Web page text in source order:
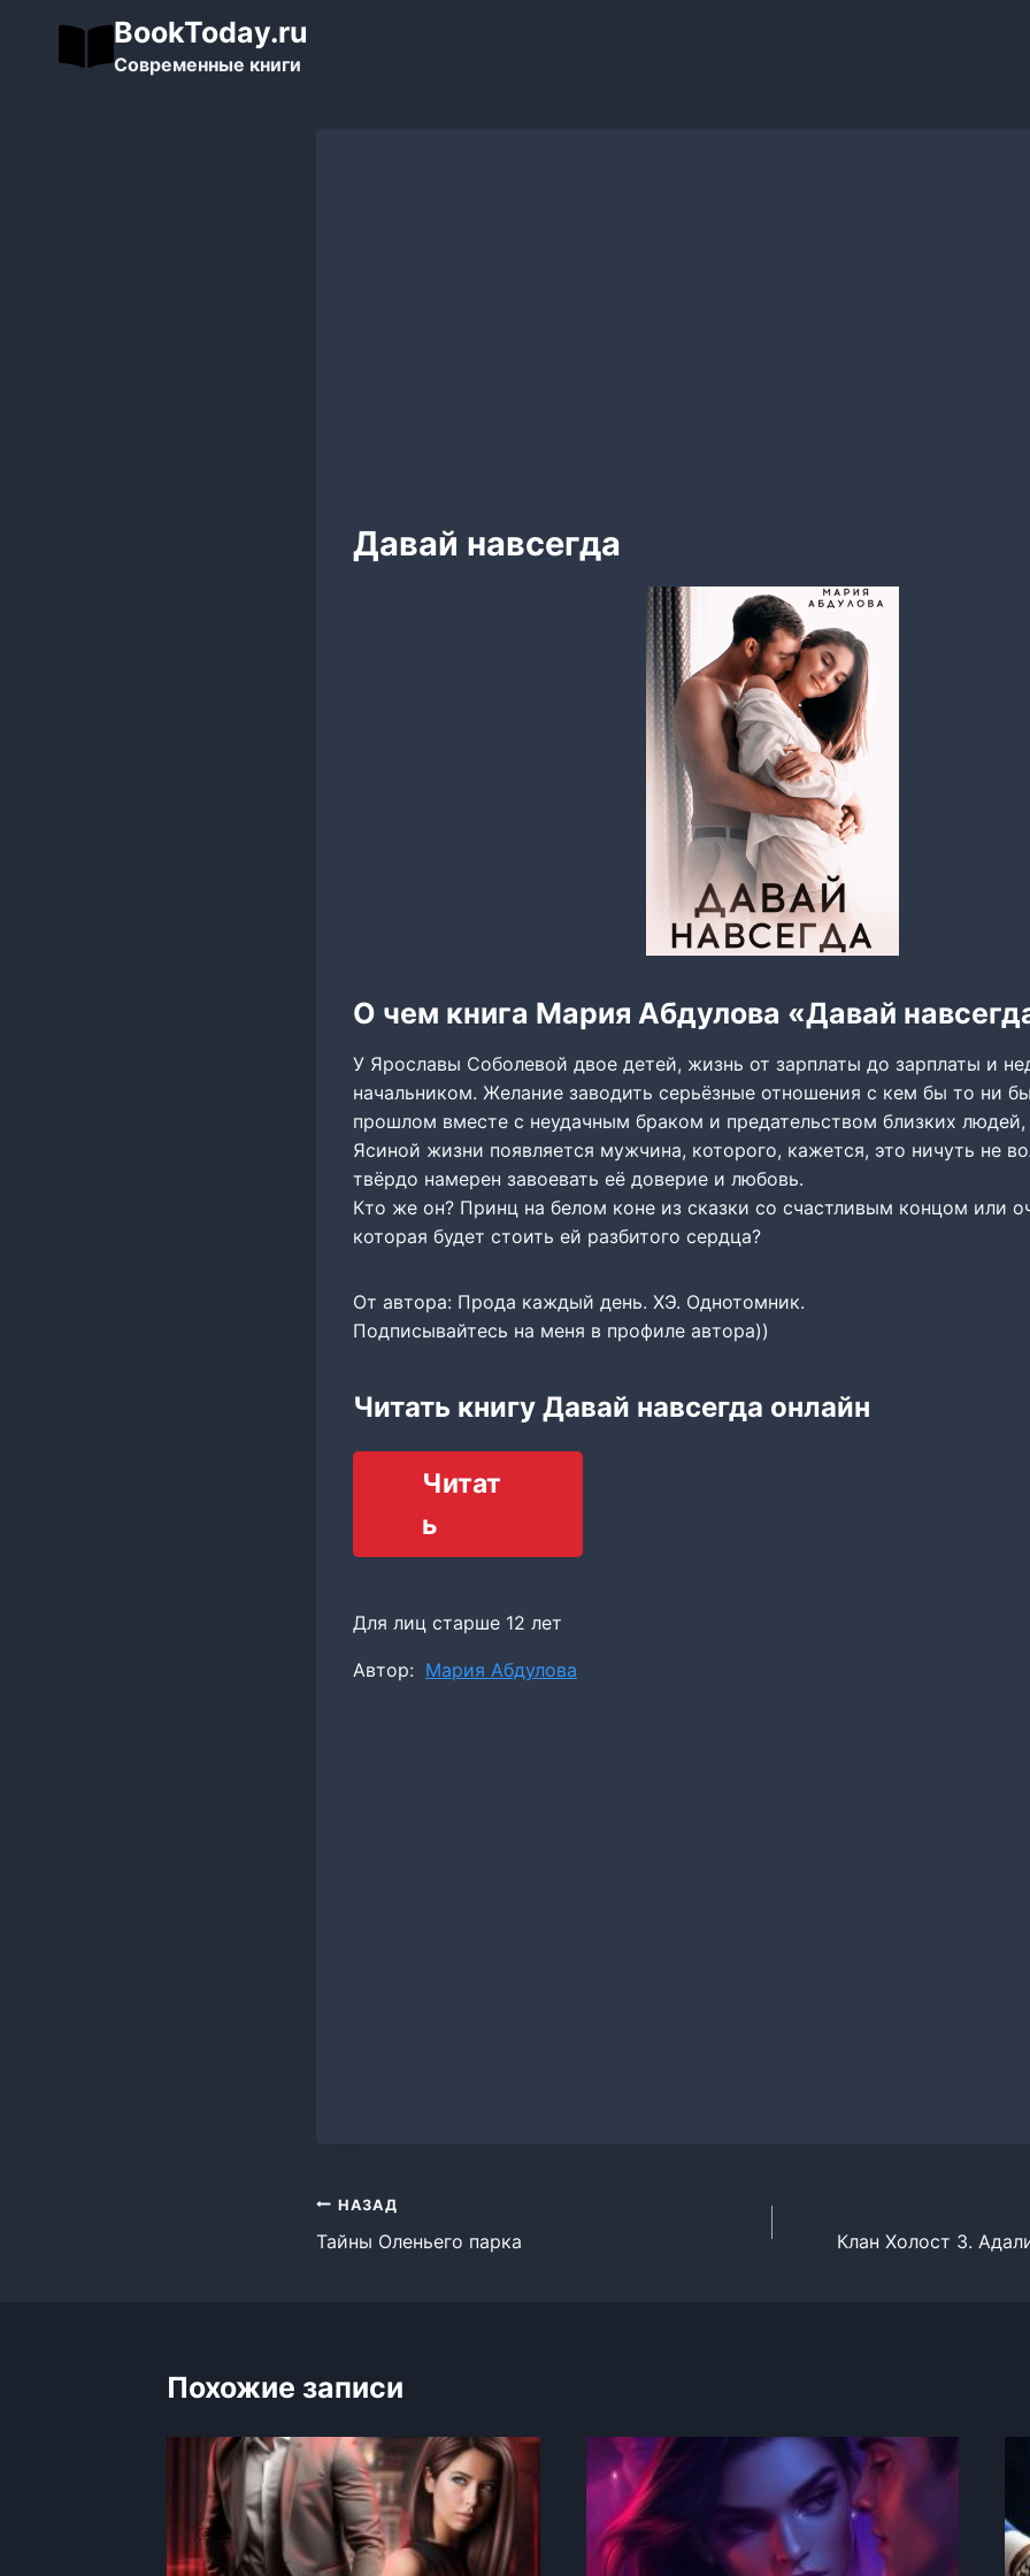
содержимому
BookToday.ru
Современные книги
Давай навсегда
О чем книга Мария Абдулова «Давай
У Ярославы Соболевой двое детей, жизнь от зарплаты до зарплаты и
начальником. Желание заводить серьёзные отношения с кем бы то ни
прошлом вместе с неудачным браком и предательством близких
Ясиной жизни появляется мужчина, которого, кажется, это ничуть не
твёрдо намерен завоевать её доверие и любовь.
Кто же он? Принц на белом коне из сказки со счастливым концом или
которая будет стоить ей разбитого сердца?
От автора: Прода каждый день. ХЭ. Однотомник.
Подписывайтесь на меня в профиле автора))
Читать книгу Давай навсегда онлайн
Читат
ь
Для лиц старше 12 лет
Метки
Автор: Мария Абдулова
Навигация
по
НАЗАД
Тайны Оленьего парка Клан Холост 3.
Похожие записи